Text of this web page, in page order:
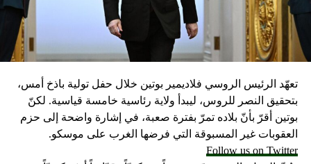
تعهّد الرئيس الروسي فلاديمير بوتين خلال حفل تولية باذخ أمس،
بتحقيق النصر للروس، ليبدأ ولاية رئاسية خامسة قياسية. لكنّ
بوتين أقرّ بأنّ بلاده تمرّ بفترة صعبة، في إشارة واضحة إلى حزم
العقوبات غير المسبوقة التي فرضها الغرب على موسكو.
Follow us on Twitter